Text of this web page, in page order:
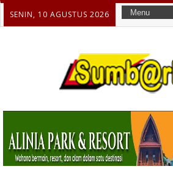
SENIN, 10 AGUSTUS 2026